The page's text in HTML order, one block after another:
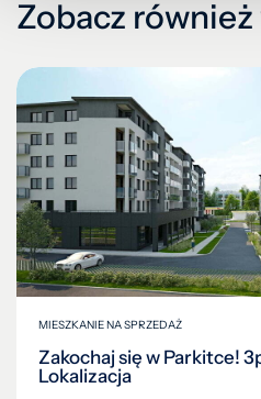
Zobacz
MIESZKANIE NA SPRZEDAŻ
Zakochaj się w Parkitce!
Lokalizacja